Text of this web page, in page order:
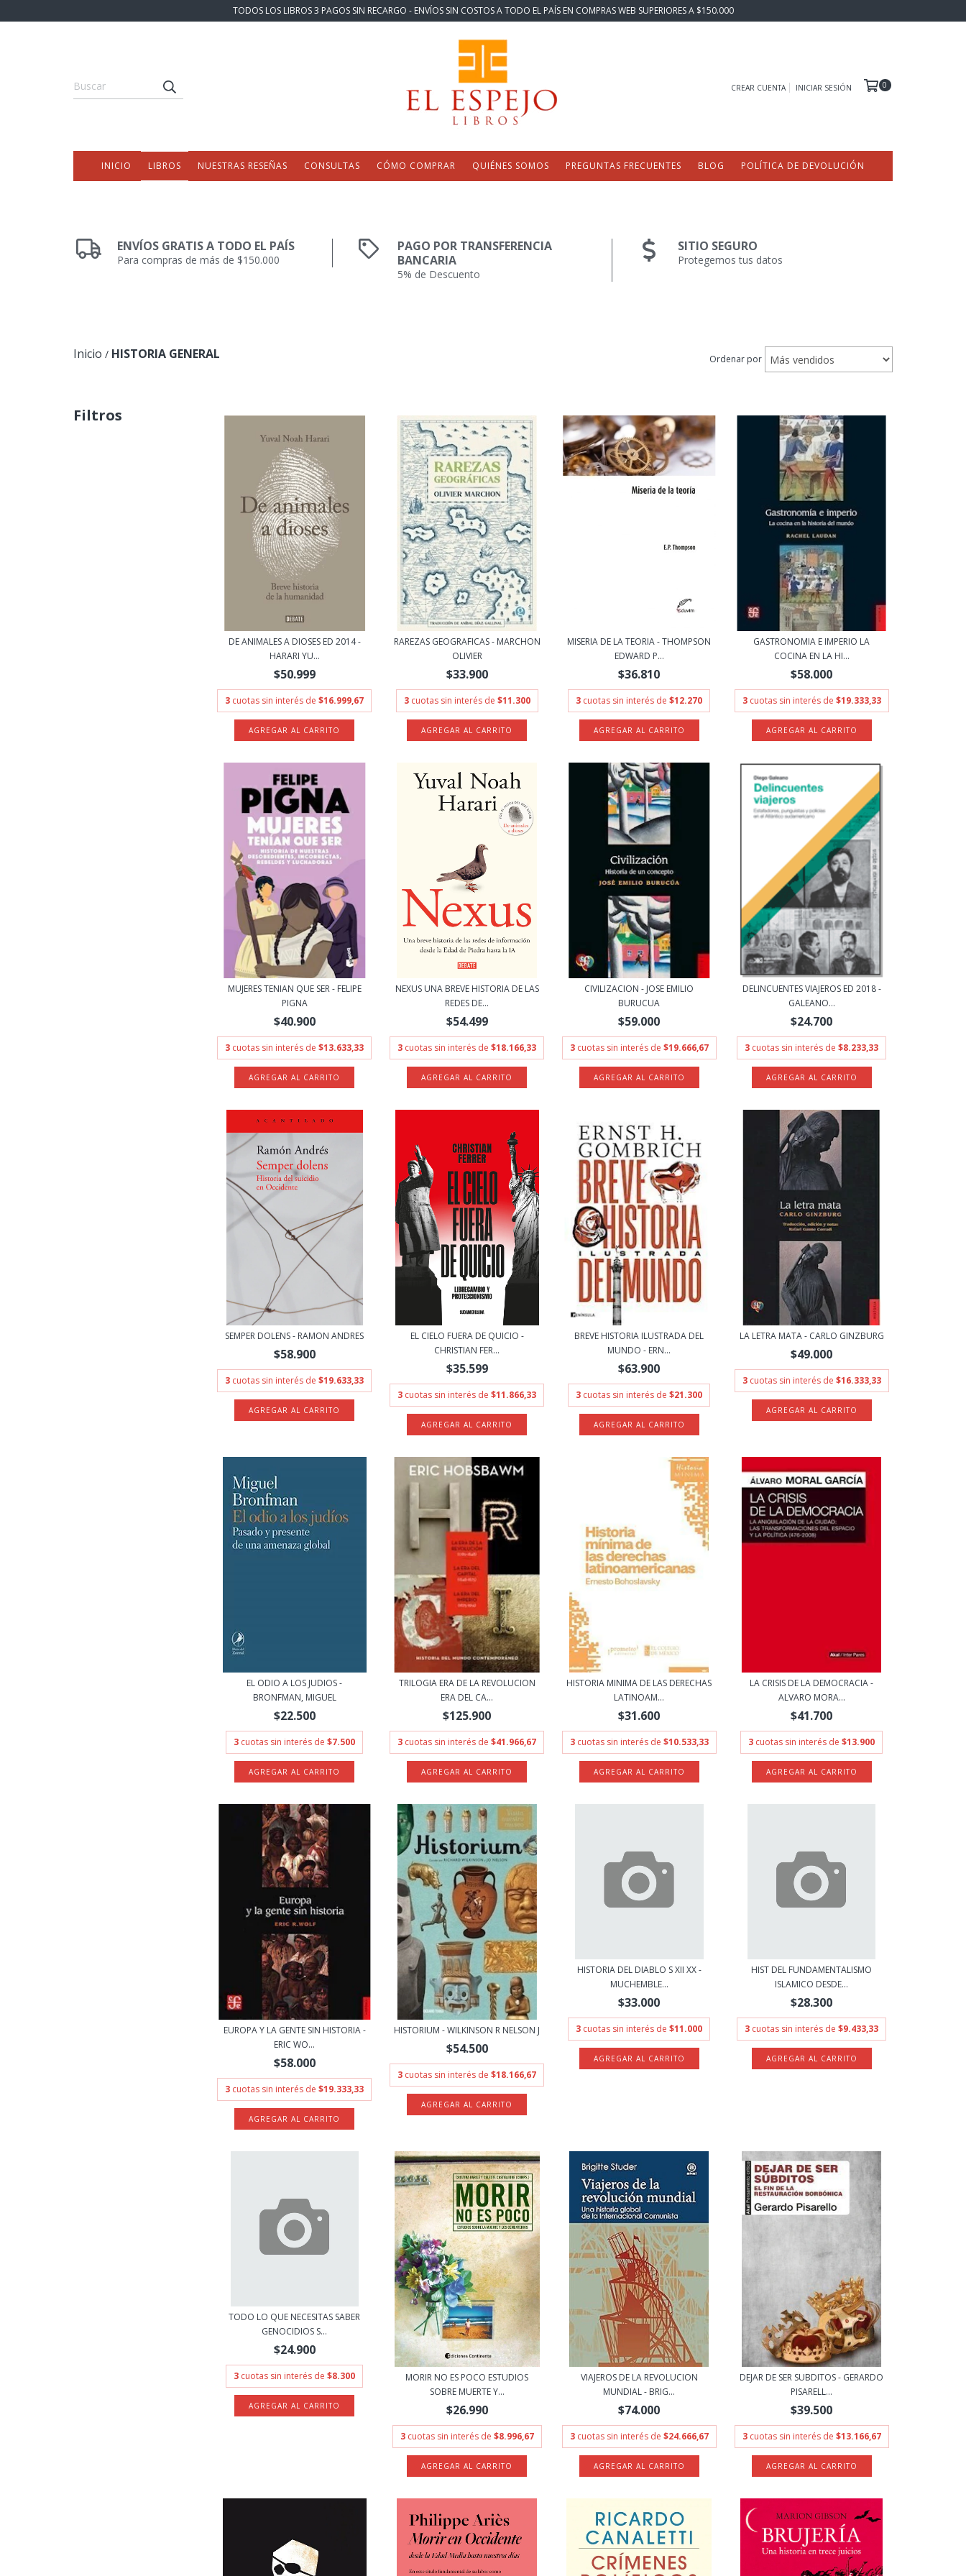
TODOS LOS LIBROS 3 PAGOS SIN RECARGO - ENVÍOS SIN COSTOS A TODO EL PAÍS EN COMPRAS WEB SUPERIORES A $150.000
CREAR CUENTA INICIAR SESIÓN 0
INICIO LIBROS NUESTRAS RESEÑAS CONSULTAS CÓMO COMPRAR QUIÉNES SOMOS PREGUNTAS FRECUENTES BLOG POLÍTICA DE DEVOLUCIÓN
ENVÍOS GRATIS A TODO EL PAÍS
Para compras de más de $150.000
PAGO POR TRANSFERENCIA
BANCARIA
5% de Descuento
SITIO SEGURO
Protegemos tus datos
Inicio / HISTORIA GENERAL Ordenar por
Filtros
DE ANIMALES A DIOSES ED 2014 -
HARARI YU...
$50.999
3 cuotas sin interés de$16.999,67
RAREZAS GEOGRAFICAS - MARCHON
OLIVIER
$33.900
3 cuotas sin interés de $11.300
MISERIA DE LA TEORIA - THOMPSON
EDWARD P...
$36.810
3 cuotas sin interés de$12.270
GASTRONOMIA E IMPERIO LA
COCINA EN LA HI...
$58.000
3 cuotas sin interés de $19.333,33
MUJERES TENIAN QUE SER - FELIPE
PIGNA
$40.900
3 cuotas sin interés de$13.633,33
NEXUS UNA BREVE HISTORIA DE LAS
REDES DE...
$54.499
3 cuotas sin interés de$18.166,33
CIVILIZACION - JOSE EMILIO
BURUCUA
$59.000
3 cuotas sin interés de $19.666,67
DELINCUENTES VIAJEROS ED 2018 -
GALEANO...
$24.700
3 cuotas sin interés de$8.233,33
SEMPER DOLENS - RAMON ANDRES
$58.900
3 cuotas sin interés de$19.633,33
EL CIELO FUERA DE QUICIO -
CHRISTIAN FER...
$35.599
3 cuotas sin interés de$11.866,33
BREVE HISTORIA ILUSTRADA DEL
MUNDO - ERN...
$63.900
3 cuotas sin interés de$21.300
LA LETRA MATA - CARLO GINZBURG
$49.000
3 cuotas sin interés de $16.333,33
EL ODIO A LOS JUDIOS -
BRONFMAN, MIGUEL
$22.500
3 cuotas sin interés de$7.500
TRILOGIA ERA DE LA REVOLUCION
ERA DEL CA...
$125.900
3 cuotas sin interés de$41.966,67
HISTORIA MINIMA DE LAS DERECHAS
LATINOAM...
$31.600
3 cuotas sin interés de $10.533,33
LA CRISIS DE LA DEMOCRACIA -
ALVARO MORA...
$41.700
3 cuotas sin interés de$13.900
EUROPA Y LA GENTE SIN HISTORIA -
ERIC WO...
$58.000
3 cuotas sin interés de$19.333,33
HISTORIUM - WILKINSON R NELSON J
$54.500
3 cuotas sin interés de$18.166,67
HISTORIA DEL DIABLO S XII XX -
MUCHEMBLE...
$33.000
3 cuotas sin interés de$11.000
HIST DEL FUNDAMENTALISMO
ISLAMICO DESDE...
$28.300
3 cuotas sin interés de$9.433,33
TODO LO QUE NECESITAS SABER
GENOCIDIOS S...
$24.900
3 cuotas sin interés de$8.300
MORIR NO ES POCO ESTUDIOS
SOBRE MUERTE Y...
$26.990
3 cuotas sin interés de $8.996,67
VIAJEROS DE LA REVOLUCION
MUNDIAL - BRIG...
$74.000
3 cuotas sin interés de $24.666,67
DEJAR DE SER SUBDITOS - GERARDO
PISARELL...
$39.500
3 cuotas sin interés de $13.166,67